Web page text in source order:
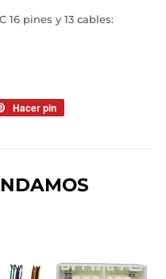
16 pines y 13 cables:
Hacer pin